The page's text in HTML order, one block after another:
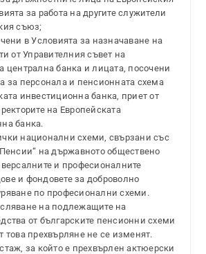
за работа на другите служители
съюз;
в Условията за назначаване на
от Управителния съвет на
централна банка и лицата, посочени
за персонала и пенсионната схема
инвестиционна банка, приет от
на Европейската
банка.
национални схеми, свързани със
на държавното обществено
и професионалните
и фондовете за доброволно
по професионални схеми.
на подлежащите на
от българските пенсионни схеми
това прехвърляне не се изменят.
за който е прехвърлен актюерски